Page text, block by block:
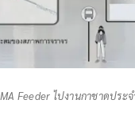
Feeder ไปงานกาชาดปร